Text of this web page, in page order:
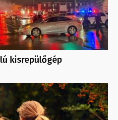
kisrepülőgép